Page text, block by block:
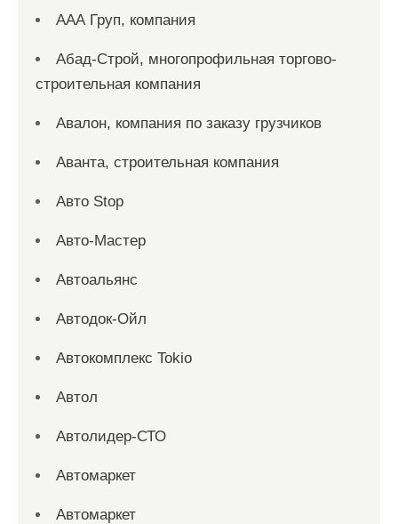
ААА Груп, компания
Абад-Строй, многопрофильная торгово-
строительная компания
Авалон, компания по заказу грузчиков
Аванта, строительная компания
Авто Stop
Авто-Мастер
Автоальянс
Автодок-Ойл
Автокомплекс Tokio
Автол
Автолидер-СТО
Автомаркет
Автомаркет